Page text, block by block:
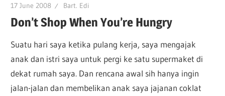
Cerita
17 June 2008 Bart. Edi
Don’t Shop When You’re Hungry
Suatu hari saya ketika pulang kerja, saya mengajak
anak dan istri saya untuk pergi ke satu supermaket di
dekat rumah saya. Dan rencana awal sih hanya ingin
jalan-jalan dan membelikan anak saya jajanan coklat